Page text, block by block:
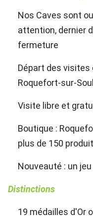
Nos Caves sont
attention, dernier
fermeture
Départ des visites
Roquefort-sur-
Visite libre et
Boutique :
plus de 150
Nouveauté : un
Distinctions
19 médailles d'Or